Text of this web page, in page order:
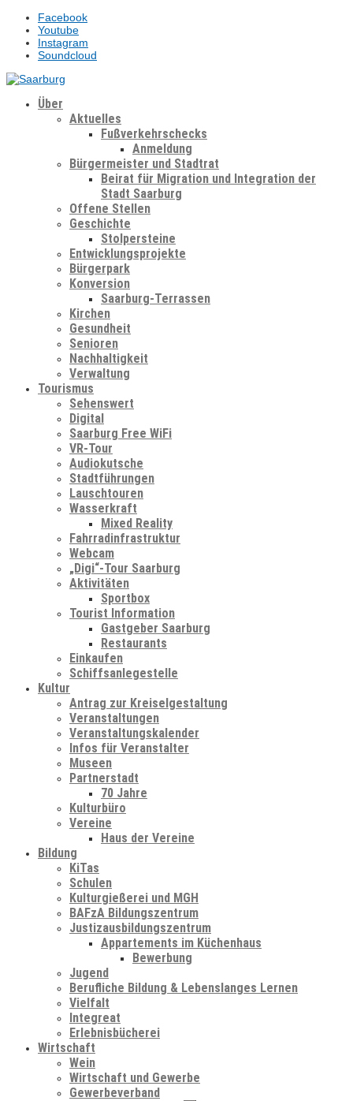
Facebook
Youtube
Instagram
Soundcloud
Über
Aktuelles
Fußverkehrschecks
Anmeldung
Bürgermeister und Stadtrat
Beirat für Migration und Integration der
Stadt Saarburg
Offene Stellen
Geschichte
Stolpersteine
Entwicklungsprojekte
Bürgerpark
Konversion
Saarburg-Terrassen
Kirchen
Gesundheit
Senioren
Nachhaltigkeit
Verwaltung
Tourismus
Sehenswert
Digital
Saarburg Free WiFi
VR-Tour
Audiokutsche
Stadtführungen
Lauschtouren
Wasserkraft
Mixed Reality
Fahrradinfrastruktur
Webcam
„Digi“-Tour Saarburg
Aktivitäten
Sportbox
Tourist Information
Gastgeber Saarburg
Restaurants
Einkaufen
Schiffsanlegestelle
Kultur
Antrag zur Kreiselgestaltung
Veranstaltungen
Veranstaltungskalender
Infos für Veranstalter
Museen
Partnerstadt
70 Jahre
Kulturbüro
Vereine
Haus der Vereine
Bildung
KiTas
Schulen
Kulturgießerei und MGH
BAFzA Bildungszentrum
Justizausbildungszentrum
Appartements im Küchenhaus
Bewerbung
Jugend
Berufliche Bildung & Lebenslanges Lernen
Vielfalt
Integreat
Erlebnisbücherei
Wirtschaft
Wein
Wirtschaft und Gewerbe
Gewerbeverband